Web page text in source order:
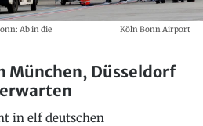
Ab in die
Köln Bonn Airport
München, Düsseldorf
in elf deutschen